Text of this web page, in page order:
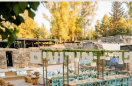
- אירועים